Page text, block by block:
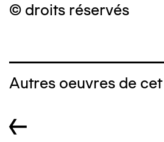
© droits réservés
Autres oeuvres de
←